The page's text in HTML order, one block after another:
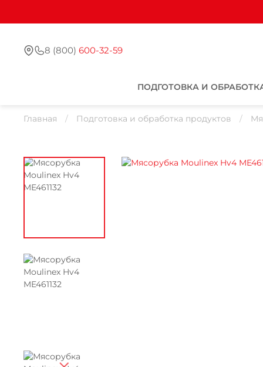
8 (800) 600-32-59
ПОДГОТОВКА И
Главная Подготовка и обработка продуктов